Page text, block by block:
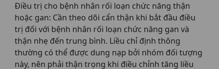
Điều trị cho bệnh nhân rối loạn chức năng thận
hoặc gan: Cần theo dõi cẩn thận khi bắt đầu điều
trị đối với bệnh nhân rối loạn chức năng gan và
thận nhẹ đến trung bình. Liều chỉ định thông
thường có thể được dung nạp bởi nhóm đối tượng
này, nên phải thận trọng khi điều chỉnh tăng liều